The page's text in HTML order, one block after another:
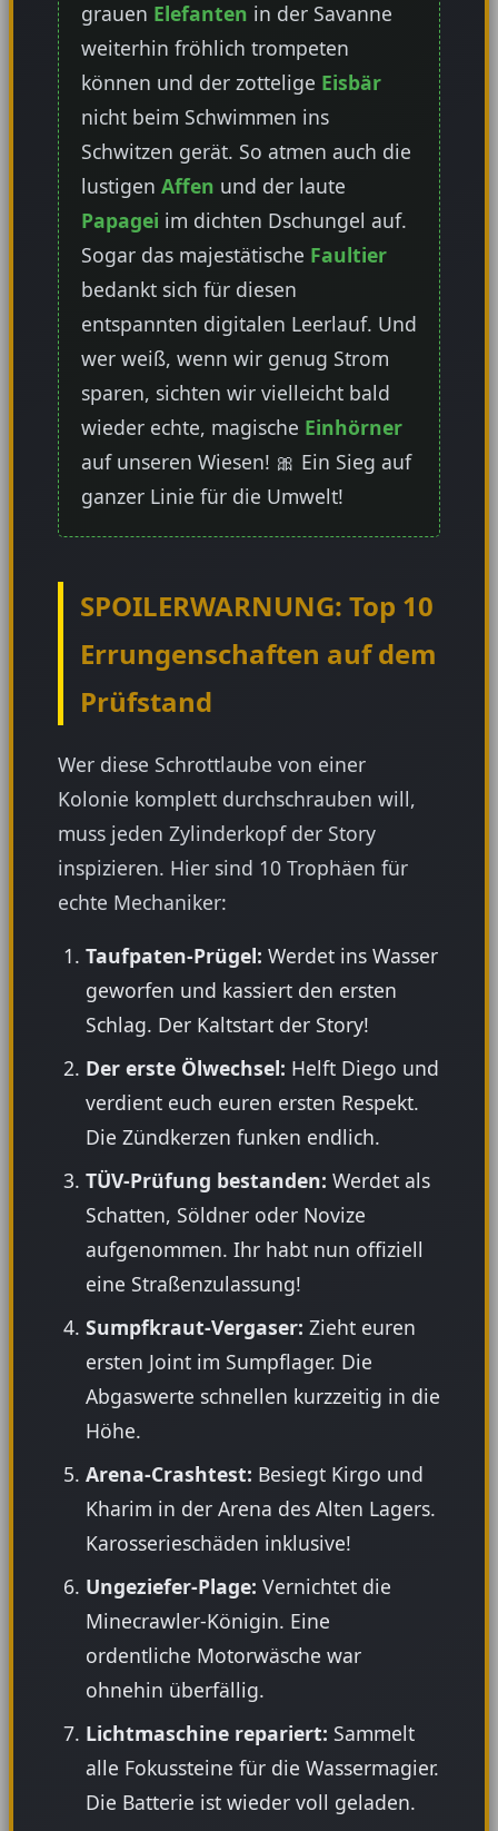
grauen Elefanten in der Savanne
weiterhin fröhlich trompeten
können und der zottelige Eisbär
nicht beim Schwimmen ins
Schwitzen gerät. So atmen auch die
lustigen Affen und der laute
Papagei im dichten Dschungel auf.
Sogar das majestätische Faultier
bedankt sich für diesen
entspannten digitalen Leerlauf. Und
wer weiß, wenn wir genug Strom
sparen, sichten wir vielleicht bald
wieder echte, magische Einhörner
auf unseren Wiesen! 🎀 Ein Sieg auf
ganzer Linie für die Umwelt!
SPOILERWARNUNG: Top 10
Errungenschaften auf dem
Prüfstand
Wer diese Schrottlaube von einer
Kolonie komplett durchschrauben will,
muss jeden Zylinderkopf der Story
inspizieren. Hier sind 10 Trophäen für
echte Mechaniker:
Taufpaten-Prügel: Werdet ins Wasser
geworfen und kassiert den ersten
Schlag. Der Kaltstart der Story!
Der erste Ölwechsel: Helft Diego und
verdient euch euren ersten Respekt.
Die Zündkerzen funken endlich.
TÜV-Prüfung bestanden: Werdet als
Schatten, Söldner oder Novize
aufgenommen. Ihr habt nun offiziell
eine Straßenzulassung!
Sumpfkraut-Vergaser: Zieht euren
ersten Joint im Sumpflager. Die
Abgaswerte schnellen kurzzeitig in die
Höhe.
Arena-Crashtest: Besiegt Kirgo und
Kharim in der Arena des Alten Lagers.
Karosserieschäden inklusive!
Ungeziefer-Plage: Vernichtet die
Minecrawler-Königin. Eine
ordentliche Motorwäsche war
ohnehin überfällig.
Lichtmaschine repariert: Sammelt
alle Fokussteine für die Wassermagier.
Die Batterie ist wieder voll geladen.